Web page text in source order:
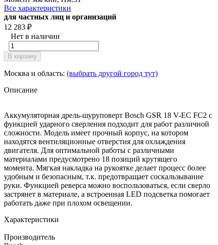
Все характеристики
для частных лиц и организаций
12 283 ₽
Нет в наличии
В корзину
Москва и область: (выбрать другой город тут)
Описание
Аккумуляторная дрель-шуруповерт Bosch GSR 18 V-EC FC2 с
функцией ударного сверления подходит для работ различной
сложности. Модель имеет прочный корпус, на котором
находятся вентиляционные отверстия для охлаждения
двигателя. Для оптимальной работы с различными
материалами предусмотрено 18 позиций крутящего
момента. Мягкая накладка на рукоятке делает процесс более
удобным и безопасным, т.к. предотвращает соскальзывание
руки. Функцией реверса можно воспользоваться, если сверло
застрянет в материале, а встроенная LED подсветка помогает
работать даже при плохом освещении.
Характеристики
Производитель